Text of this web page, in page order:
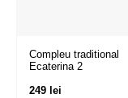
Compleu traditional
Ecaterina 2
249 lei